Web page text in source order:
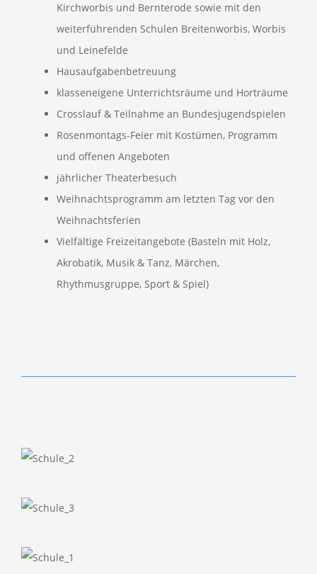
Kirchworbis und Bernterode sowie mit den
weiterführenden Schulen Breitenworbis, Worbis
und Leinefelde
Hausaufgabenbetreuung
klasseneigene Unterrichtsräume und Horträume
Crosslauf & Teilnahme an Bundesjugendspielen
Rosenmontags-Feier mit Kostümen, Programm
und offenen Angeboten
jährlicher Theaterbesuch
Weihnachtsprogramm am letzten Tag vor den
Weihnachtsferien
Vielfältige Freizeitangebote (Basteln mit Holz,
Akrobatik, Musik & Tanz, Märchen,
Rhythmusgruppe, Sport & Spiel)